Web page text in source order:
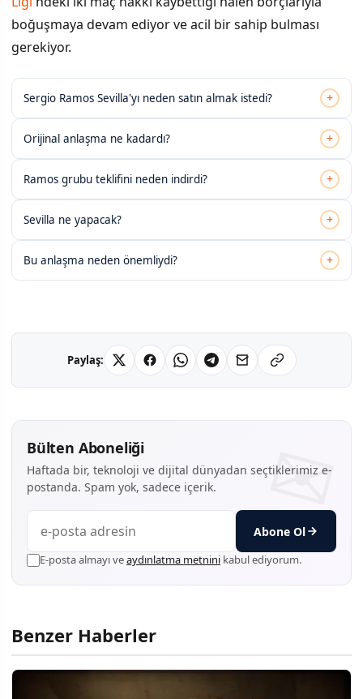
boğuşmaya devam ediyor ve acil bir sahip bulması
gerekiyor.
Sergio Ramos Sevilla'yı neden satın almak istedi? +
Orijinal anlaşma ne kadardı? +
Ramos grubu teklifini neden indirdi? +
Sevilla ne yapacak? +
Bu anlaşma neden önemliydi? +
Paylaş:
Bülten Aboneliği
Haftada bir, teknoloji ve dijital dünyadan seçtiklerimiz e-
postanda. Spam yok, sadece içerik.
Abone Ol
E-posta almayı veaydınlatma metnini kabul ediyorum.
Benzer Haberler